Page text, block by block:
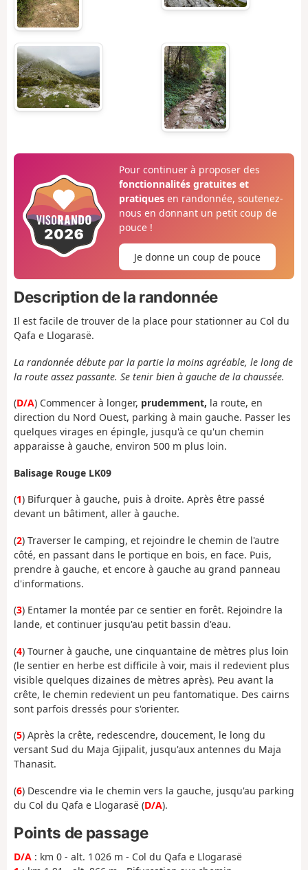
Pour continuer à proposer des
fonctionnalités gratuites et
pratiquesen randonnée, soutenez-
nous en donnant un petit coup de
pouce !
Je donne un coup de pouce
Description de la randonnée
Il est facile de trouver de la place pour stationner au Col du
Qafa e Llogarasë.
La randonnée débute par la partie la moins agréable, le long de
la route assez passante. Se tenir bien à gauche de la chaussée.
(D/A) Commencer à longer, prudemment, la route, en
direction du Nord Ouest, parking à main gauche. Passer les
quelques virages en épingle, jusqu'à ce qu'un chemin
apparaisse à gauche, environ 500 m plus loin.
Balisage Rouge LK09
(1) Bifurquer à gauche, puis à droite. Après être passé
devant un bâtiment, aller à gauche.
(2) Traverser le camping, et rejoindre le chemin de l'autre
côté, en passant dans le portique en bois, en face. Puis,
prendre à gauche, et encore à gauche au grand panneau
d'informations.
(3) Entamer la montée par ce sentier en forêt. Rejoindre la
lande, et continuer jusqu'au petit bassin d'eau.
(4) Tourner à gauche, une cinquantaine de mètres plus loin
(le sentier en herbe est difficile à voir, mais il redevient plus
visible quelques dizaines de mètres après). Peu avant la
crête, le chemin redevient un peu fantomatique. Des cairns
sont parfois dressés pour s'orienter.
(5) Après la crête, redescendre, doucement, le long du
versant Sud du Maja Gjipalit, jusqu'aux antennes du Maja
Thanasit.
(6) Descendre via le chemin vers la gauche, jusqu'au parking
du Col du Qafa e Llogarasë (D/A).
Points de passage
D/A : km 0 - alt. 1 026 m - Col du Qafa e Llogarasë